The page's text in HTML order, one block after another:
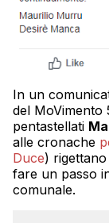
In un
del MoVimento
pentastellati
alle cronache
Duce)
fare un passo
comunale.